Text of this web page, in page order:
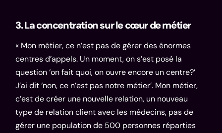
3. La concentration sur le cœur de métier
« Mon métier, ce n’est pas de gérer des énormes
centres d’appels. Un moment, on s’est posé la
question ‘on fait quoi, on ouvre encore un centre?’
J’ai dit ‘non, ce n’est pas notre métier’. Mon métier,
c’est de créer une nouvelle relation, un nouveau
type de relation client avec les médecins, pas de
gérer une population de 500 personnes réparties